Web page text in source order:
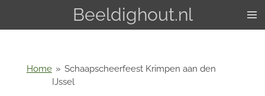
hoofdinhoud
Beeldighout.nl
Home » Schaapscheerfeest Krimpen aan den
IJssel